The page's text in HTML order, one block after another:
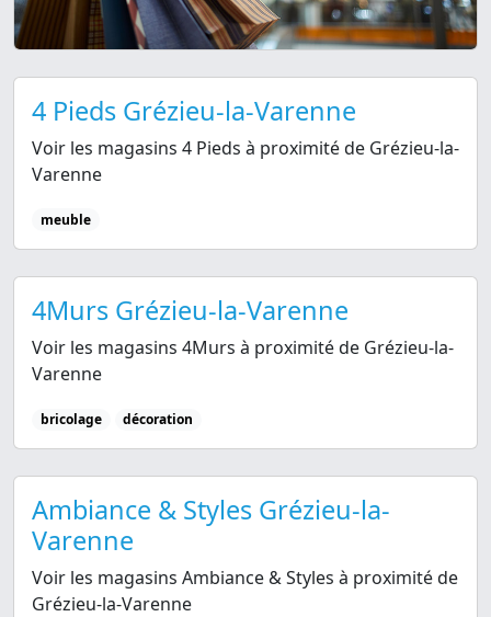
4 Pieds Grézieu-la-Varenne
Voir les magasins 4 Pieds à proximité de Grézieu-la-
Varenne
meuble
4Murs Grézieu-la-Varenne
Voir les magasins 4Murs à proximité de Grézieu-la-
Varenne
bricolage décoration
Ambiance & Styles Grézieu-la-
Varenne
Voir les magasins Ambiance & Styles à proximité de
Grézieu-la-Varenne